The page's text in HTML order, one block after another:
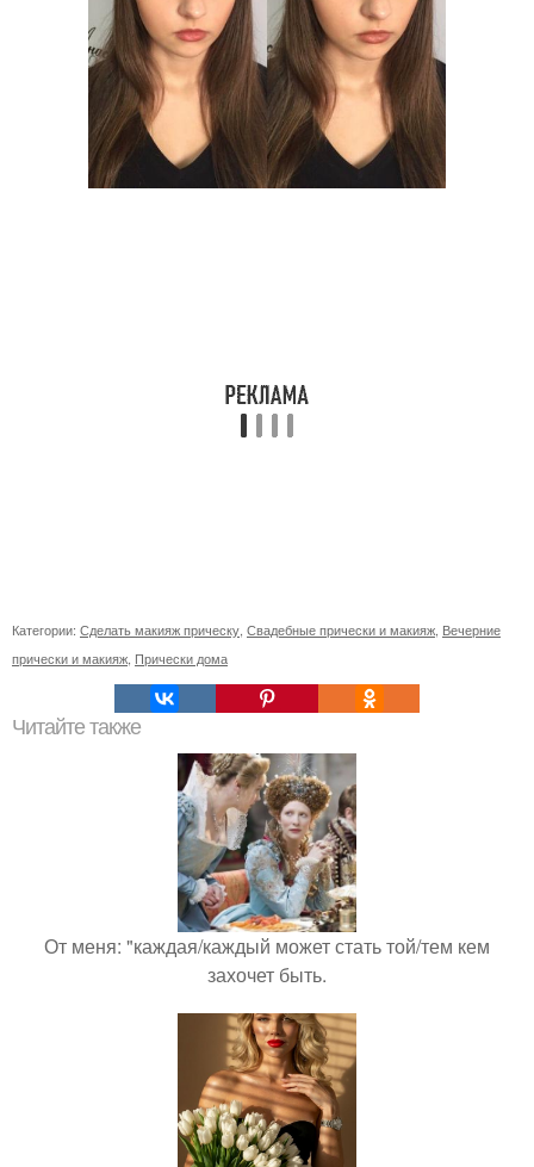
Категории: Сделать макияж прическу Свадебные прически и макияж Вечерние
прически и макияж Прически дома
Читайте также
От меня: "каждая/каждый может стать той/тем кем
захочет быть.